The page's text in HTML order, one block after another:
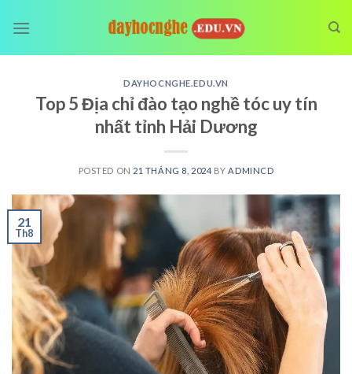
DAYHOCNGHE.EDU.VN
Top 5 Địa chỉ đào tạo nghề tóc uy tín
nhất tỉnh Hải Dương
POSTED ON 21 THÁNG 8, 2024 BY ADMINCD
21
Th8